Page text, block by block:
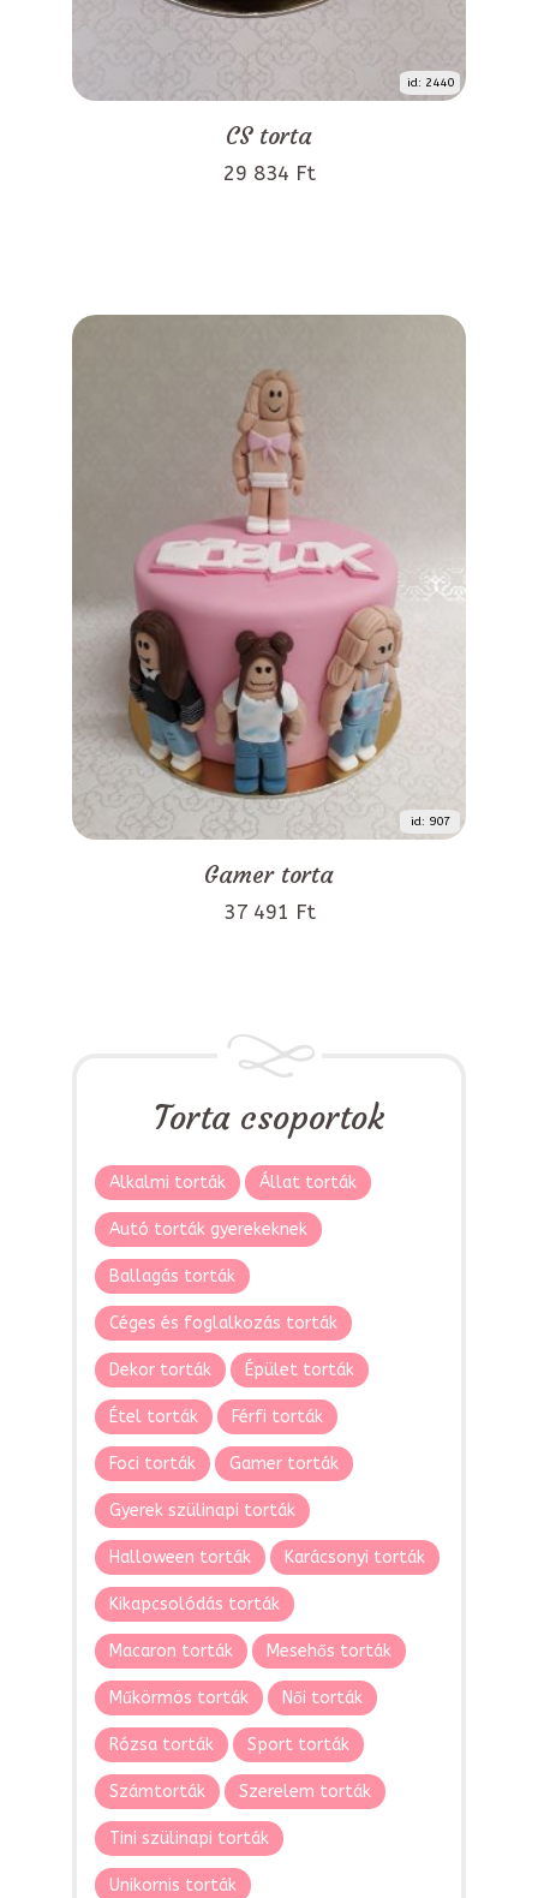
id: 2440
CS torta
29 834 Ft
id: 907
Gamer torta
37 491 Ft
Torta csoportok
Alkalmi torták Állat torták
Autó torták gyerekeknek
Ballagás torták
Céges és foglalkozás torták
Dekor torták Épület torták
Étel torták Férfi torták
Foci torták Gamer torták
Gyerek szülinapi torták
Halloween torták Karácsonyi torták
Kikapcsolódás torták
Macaron torták Mesehős torták
Műkörmös torták Női torták
Rózsa torták Sport torták
Számtorták Szerelem torták
Tini szülinapi torták
Unikornis torták